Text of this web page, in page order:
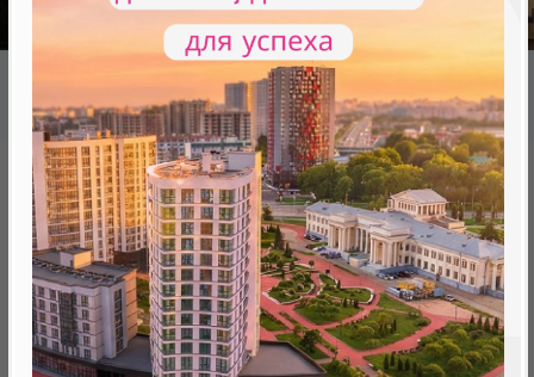
База новостроек Минска
Бизнес-апартаменты "Минск Мир"
16.39 "Мирский замок", квартал "Родная страна"
16.39 "Мирский замок", квартал
"Родная страна"
от 291 213.0 BYN (99 512 USD)
Минск, Октябрьский, ул. Савицкого
метро «Ковальская Слобода», 440 м